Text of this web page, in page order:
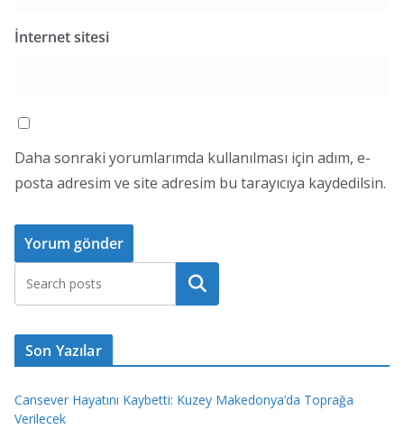
İnternet sitesi
Daha sonraki yorumlarımda kullanılması için adım, e-
posta adresim ve site adresim bu tarayıcıya kaydedilsin.
Ara
Son Yazılar
Cansever Hayatını Kaybetti: Kuzey Makedonya’da Toprağa
Verilecek